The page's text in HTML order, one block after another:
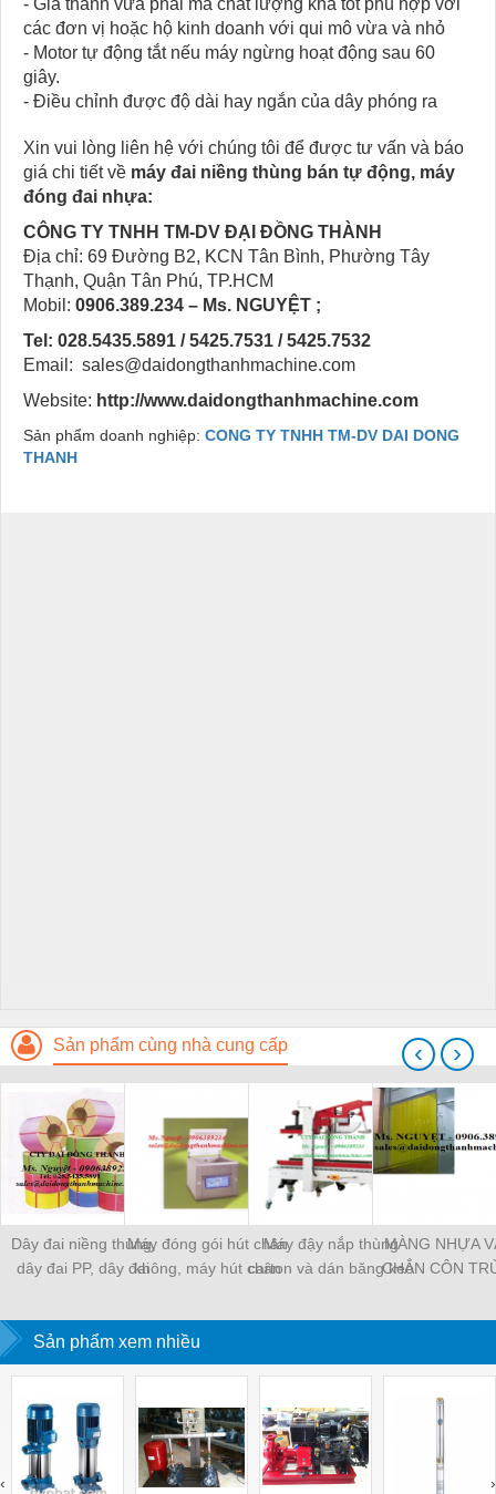
- Giá thành vừa phải mà chất lượng khá tốt phù hợp với
các đơn vị hoặc hộ kinh doanh với qui mô vừa và nhỏ
- Motor tự động tắt nếu máy ngừng hoạt động sau 60
giây.
- Điều chỉnh được độ dài hay ngắn của dây phóng ra
Xin vui lòng liên hệ với chúng tôi để được tư vấn và báo
giá chi tiết về máy đai niềng thùng bán tự động, máy
đóng đai nhựa:
CÔNG TY TNHH TM-DV ĐẠI ĐỒNG THÀNH
Địa chỉ: 69 Đường B2, KCN Tân Bình, Phường Tây
Thạnh, Quận Tân Phú, TP.HCM
Mobil: 0906.389.234 – Ms. NGUYỆT ;
Tel: 028.5435.5891 / 5425.7531 / 5425.7532
Email: sales@daidongthanhmachine.com
Website: http://www.daidongthanhmachine.com
Sản phẩm doanh nghiệp: CONG TY TNHH TM-DV DAI DONG
THANH
Sản phẩm cùng nhà cung cấp
Dây đai niềng thùng,
dây đai PP, dây đai
Máy đóng gói hút chân
không, máy hút chân
Máy đậy nắp thùng
carton và dán băng keo
MÀNG NHỰA
CHẮN CÔN
KHO LẠNH,
‹ ›
Sản phẩm xem nhiều
‹ ›